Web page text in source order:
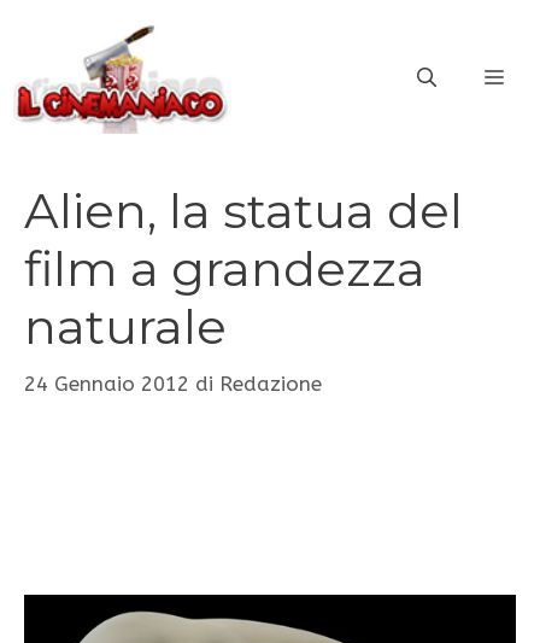
contenuto
Alien, la statua del
film a grandezza
naturale
24 Gennaio 2012 di Redazione